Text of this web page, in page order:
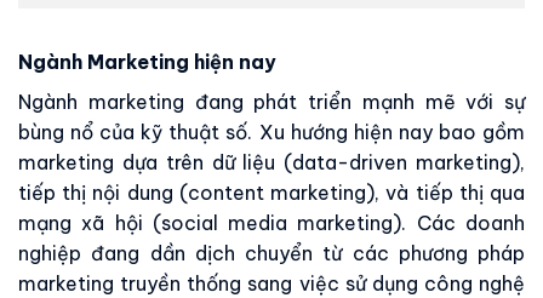
Ngành Marketing hiện nay
Ngành marketing đang phát triển mạnh mẽ với sự
bùng nổ của kỹ thuật số. Xu hướng hiện nay bao gồm
marketing dựa trên dữ liệu (data-driven marketing),
tiếp thị nội dung (content marketing), và tiếp thị qua
mạng xã hội (social media marketing). Các doanh
nghiệp đang dần dịch chuyển từ các phương pháp
marketing truyền thống sang việc sử dụng công nghệ